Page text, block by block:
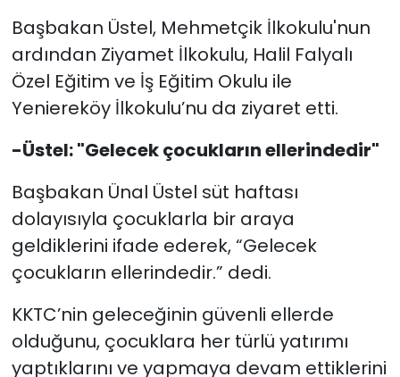
Başbakan Üstel, Mehmetçik İlkokulu'nun
ardından Ziyamet İlkokulu, Halil Falyalı
Özel Eğitim ve İş Eğitim Okulu ile
Yeniereköy İlkokulu’nu da ziyaret etti.
-Üstel: "Gelecek çocukların ellerindedir"
Başbakan Ünal Üstel süt haftası
dolayısıyla çocuklarla bir araya
geldiklerini ifade ederek, “Gelecek
çocukların ellerindedir.” dedi.
KKTC’nin geleceğinin güvenli ellerde
olduğunu, çocuklara her türlü yatırımı
yaptıklarını ve yapmaya devam ettiklerini